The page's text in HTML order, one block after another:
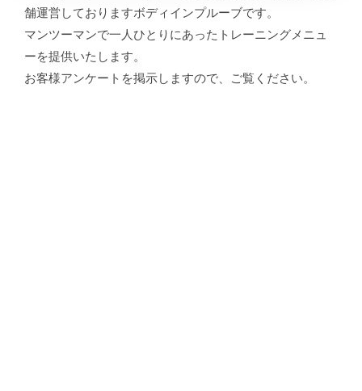
舗運営しておりますボディインプルーブです。
マンツーマンで一人ひとりにあったトレーニングメニュ
ーを提供いたします。
お客様アンケートを掲示しますので、ご覧ください。